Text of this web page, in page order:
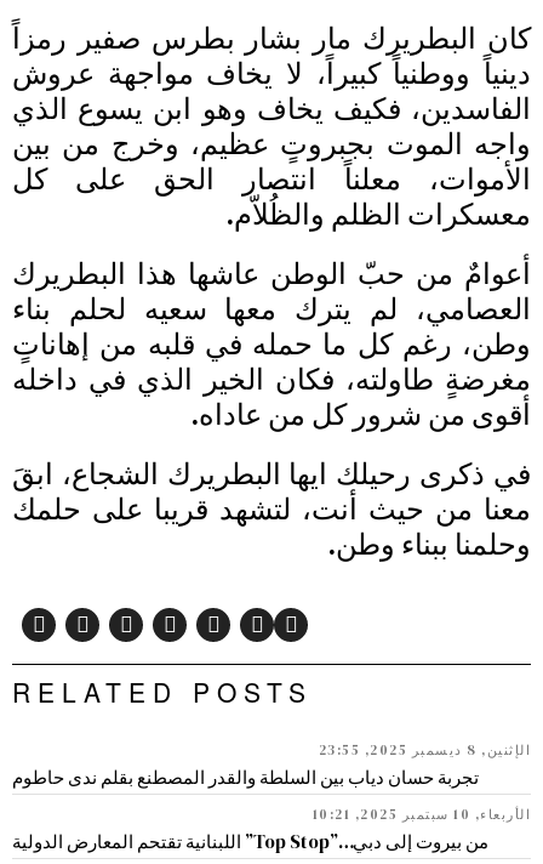
كان البطريرك مار بشار بطرس صفير رمزاً
دينياً ووطنياً كبيراً، لا يخاف مواجهة عروش
الفاسدين، فكيف يخاف وهو ابن يسوع الذي
واجه الموت بجبروتٍ عظيم، وخرج من بين
الأموات، معلناً انتصار الحق على كل
معسكرات الظلم والظُلاّم.
أعوامٌ من حبّ الوطن عاشها هذا البطريرك
العصامي، لم يترك معها سعيه لحلم بناء
وطن، رغم كل ما حمله في قلبه من إهاناتٍ
مغرضةٍ طاولته، فكان الخير الذي في داخله
أقوى من شرور كل من عاداه.
في ذكرى رحيلك ايها البطريرك الشجاع، ابقَ
معنا من حيث أنت، لتشهد قريبا على حلمك
وحلمنا ببناء وطن.
RELATED POSTS
الإثنين, 8 ديسمبر 2025, 23:55
تجربة حسان دياب بين السلطة والقدر المصطنع بقلم ندى حاطوم
الأربعاء, 10 سبتمبر 2025, 10:21
من بيروت إلى دبي…”Top Stop” اللبنانية تقتحم المعارض الدولية